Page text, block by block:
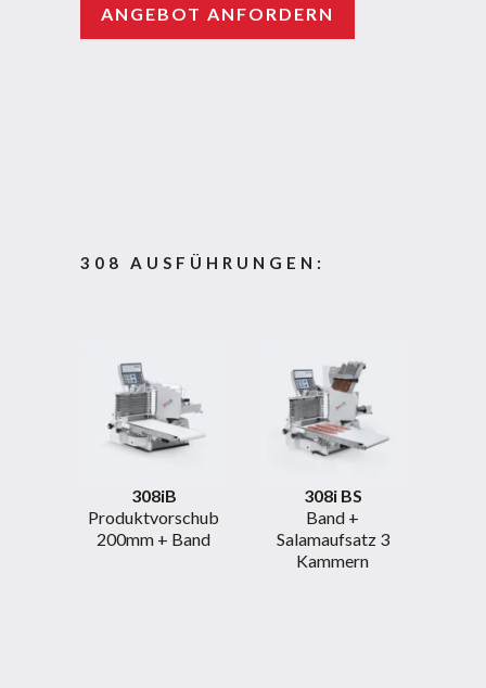
ANGEBOT ANFORDERN
308 AUSFÜHRUNGEN:
308iB
Produktvorschub
200mm + Band
308i BS
Band +
Salamaufsatz 3
Kammern